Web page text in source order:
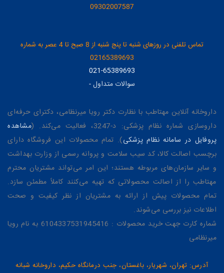
09302007587
تماس تلفنی در روزهای شنبه تا پنج شنبه از 8 صبح تا 4 عصر به شماره
02165389693
021-65389693
سوالات متداول-
داروخانه آنلاین مهتاطب با نظارت دکتر رویا میرنظامی، دکترای حرفه‌ای
داروسازی شماره نظام پزشکی: د-3247، فعالیت می‌کند. (
مشاهده
پروفایل در سامانه نظام پزشکی). تمام محصولات این فروشگاه دارای
برچسب اصالت کالا، کد سیب سلامت و پروانه رسمی از وزارت بهداشت
و سایر سازمان‌های مربوطه هستند؛ این امر می‌تواند مشتریان محترم
مهتاطب را از اصالت محصولاتی که تهیه می‌کنند کاملاً مطمئن سازد.
تمام محصولات پیش از ارائه به مشتریان از نظر کیفیت و صحت
اطلاعات نیز بررسی می‌شوند.
شماره کارت جهت خرید محصولات : 6104337531945416 به نام رویا
میرنظامی
آدرس: تهران، شهریار، باغستان، جنب درمانگاه حکیم، داروخانه شبانه